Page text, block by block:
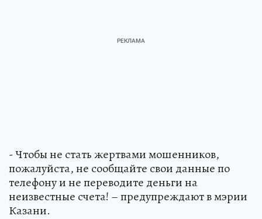
- Чтобы не стать жертвами мошенников,
пожалуйста, не сообщайте свои данные по
телефону и не переводите деньги на
неизвестные счета! – предупреждают в мэрии
Казани.